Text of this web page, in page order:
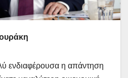
ενδιαφέρουσα η απάντηση